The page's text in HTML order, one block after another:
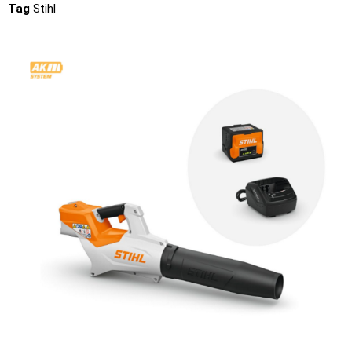
Tag Stihl